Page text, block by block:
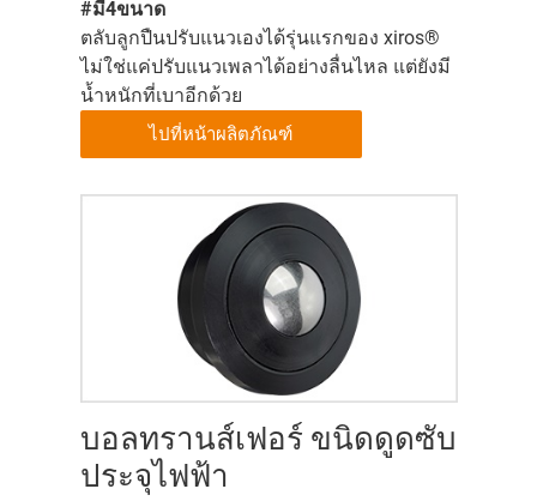
#มี4ขนาด
ตลับลูกปืนปรับแนวเองได้รุ่นแรกของ xiros®
ไม่ใช่แค่ปรับแนวเพลาได้อย่างลื่นไหล แต่ยังมี
น้ำหนักที่เบาอีกด้วย
ไปที่หน้าผลิตภัณฑ์
บอลทรานส์เฟอร์ ขนิดดูดซับ
ประจุไฟฟ้า